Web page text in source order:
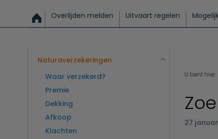
Overlijden melden Uitvaart regelen
Exclusieve uitvaart Begrafenis Basis
Naturaverzekeringen
Waar verzekerd?
Premie
Dekking
Afkoop
Klachten
U bent hier:
27